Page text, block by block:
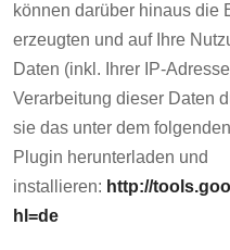
können darüber hinaus die
erzeugten und auf Ihre
Daten (inkl. Ihrer IP-
Verarbeitung dieser Daten
sie das unter dem
Plugin herunterladen und
installieren: http://
hl=de